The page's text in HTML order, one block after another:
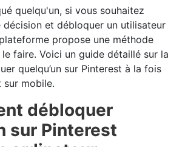
quelqu'un, si vous souhaitez
décision et débloquer un utilisateur
propose une méthode
faire. Voici un guide détaillé sur la
quelqu’un sur Pinterest à la fois
sur mobile.
débloquer
sur Pinterest